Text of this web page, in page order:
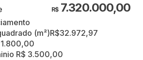
R$7.320.000,00
(m²)R$32.972,97
1.800,00
R$ 3.500,00